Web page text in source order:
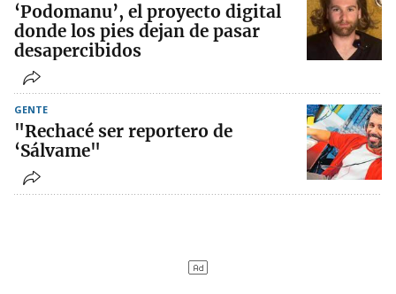
‘Podomanu’, el proyecto digital
donde los pies dejan de pasar
desapercibidos
GENTE
"Rechacé ser reportero de
‘Sálvame"